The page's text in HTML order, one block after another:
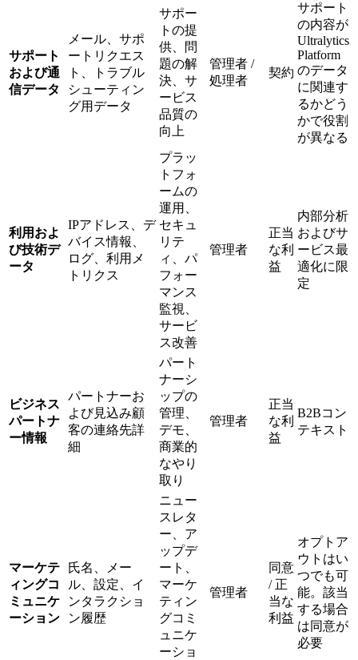
サポート
および通
信データ
メール、サポ
ートリクエス
ト、トラブル
シューティン
グ用データ
サポー
トの提
供、問
題の解
決、サ
ービス
品質の
向上
管理者 /
処理者
契約
サポート
の内容が
Ultralytics
Platform
のデータ
に関連す
るかどう
かで役割
が異なる
利用およ
び技術デ
ータ
IPアドレス、デ
バイス情報、
ログ、利用メ
トリクス
プラッ
トフォ
ームの
運用、
セキュ
リテ
ィ、パ
フォー
マンス
監視、
サービ
ス改善
管理者
正当
な利
益
内部分析
およびサ
ービス最
適化に限
定
ビジネス
パートナ
ー情報
パートナーお
よび見込み顧
客の連絡先詳
細
パート
ナーシ
ップの
管理、
デモ、
商業的
なやり
取り
管理者
正当
な利
益
B2Bコン
テキスト
マーケテ
ィングコ
ミュニケ
ーション
氏名、メー
ル、設定、イ
ンタラクショ
ン履歴
ニュー
スレタ
ー、ア
ップデ
ート、
マーケ
ティン
グコミ
ュニケ
ーショ
管理者
同意
/ 正
当な
利益
オプトア
ウトはい
つでも可
能。該当
する場合
は同意が
必要